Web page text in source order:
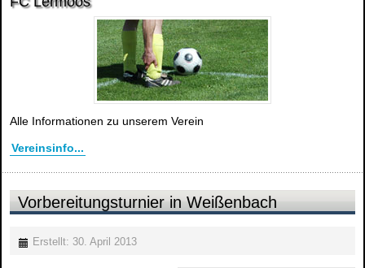
Alle Informationen zu unserem Verein
Vereinsinfo...
Vorbereitungsturnier in Weißenbach
Erstellt: 30. April 2013